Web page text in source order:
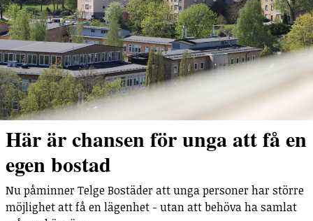
Här är chansen för unga att få en
egen bostad
Nu påminner Telge Bostäder att unga personer har större
möjlighet att få en lägenhet - utan att behöva ha samlat